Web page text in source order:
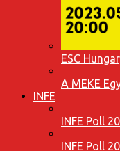
ESC
A MEKE
INFE
INFE Poll
INFE Poll